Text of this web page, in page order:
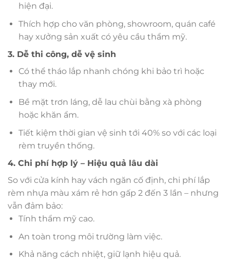
hiện đại.
Thích hợp cho văn phòng, showroom, quán café
hay xưởng sản xuất có yêu cầu thẩm mỹ.
3. Dễ thi công, dễ vệ sinh
Có thể tháo lắp nhanh chóng khi bảo trì hoặc
thay mới.
Bề mặt trơn láng, dễ lau chùi bằng xà phòng
hoặc khăn ẩm.
Tiết kiệm thời gian vệ sinh tới 40% so với các loại
rèm truyền thống.
4. Chi phí hợp lý – Hiệu quả lâu dài
So với cửa kính hay vách ngăn cố định, chi phí lắp
rèm nhựa màu xám rẻ hơn gấp 2 đến 3 lần – nhưng
vẫn đảm bảo:
Tính thẩm mỹ cao.
An toàn trong môi trường làm việc.
Khả năng cách nhiệt, giữ lạnh hiệu quả.